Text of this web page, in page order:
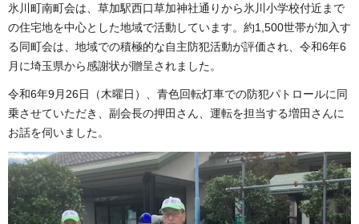
氷川町南町会は、草加駅西口草加神社通りから氷川小学校付近まで
の住宅地を中心とした地域で活動しています。約1,500世帯が加入す
る同町会は、地域での積極的な自主防犯活動が評価され、令和6年6
月に埼玉県から感謝状が贈呈されました。
令和6年9月26日（木曜日）、青色回転灯車での防犯パトロールに同
乗させていただき、副会長の押田さん、運転を担当する増田さんに
お話を伺いました。